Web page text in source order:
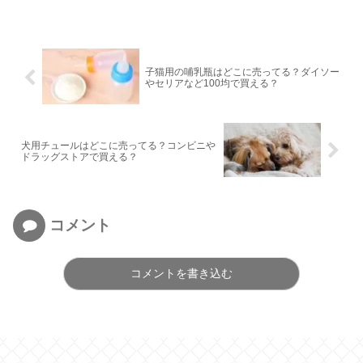
子猫用の哺乳瓶はどこに売ってる？ダイソー
やセリアなど100均で買える？
犬用チュールはどこに売ってる？コンビニや
ドラッグストアで買える？
コメント
コメントを書き込む